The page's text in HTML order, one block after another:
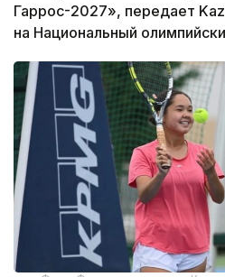
Гаррос-2027», передает
на Национальный